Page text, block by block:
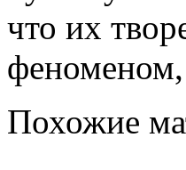
что их
Похожие